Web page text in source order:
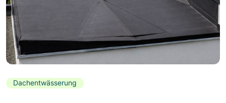
Dachentwässerung